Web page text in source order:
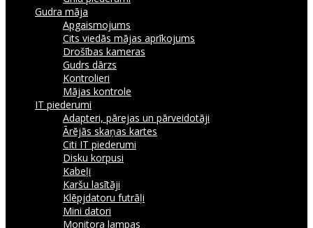
Gudra māja
Apgaismojums
Cits viedās mājas aprīkojums
Drošības kameras
Gudrs dārzs
Kontrolieri
Mājas kontrole
IT piederumi
Adapteri, pārejas un pārveidotāji
Ārējās skaņas kartes
Citi IT piederumi
Disku korpusi
Kabeļi
Karšu lasītāji
Klēpjdatoru futrāļi
Mini datori
Monitora lampas